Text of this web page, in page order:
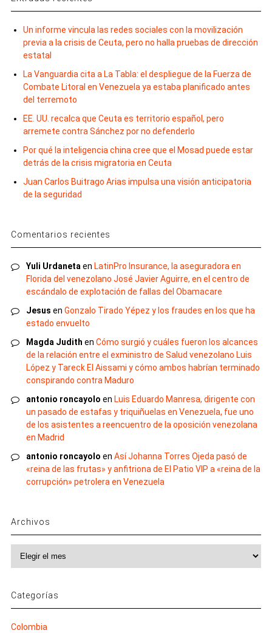
Un informe vincula las redes sociales con la movilización
previa a la crisis de Ceuta, pero no halla pruebas de dirección
estatal
La Vanguardia cita a La Tabla: el despliegue de la Fuerza de
Combate Litoral en Venezuela ya estaba planificado antes
del terremoto
EE. UU. recalca que Ceuta es territorio español, pero
arremete contra Sánchez por no defenderlo
Por qué la inteligencia china cree que el Mosad puede estar
detrás de la crisis migratoria en Ceuta
Juan Carlos Buitrago Arias impulsa una visión anticipatoria
de la seguridad
Comentarios recientes
Yuli Urdaneta en LatinPro Insurance, la aseguradora en
Florida del venezolano José Javier Aguirre, en el centro de
escándalo de explotación de fallas del Obamacare
Jesus en Gonzalo Tirado Yépez y los fraudes en los que ha
estado envuelto
Magda Judith en Cómo surgió y cuáles fueron los alcances
de la relación entre el exministro de Salud venezolano Luis
López y Tareck El Aissami y cómo ambos habrían terminado
conspirando contra Maduro
antonio roncayolo en Luis Eduardo Manresa, dirigente con
un pasado de estafas y triquiñuelas en Venezuela, fue uno
de los asistentes a reencuentro de la oposición venezolana
en Madrid
antonio roncayolo en Así Johanna Torres Ojeda pasó de
«reina de las frutas» y anfitriona de El Patio VIP a «reina de la
corrupción» petrolera en Venezuela
Archivos
Categorías
Colombia